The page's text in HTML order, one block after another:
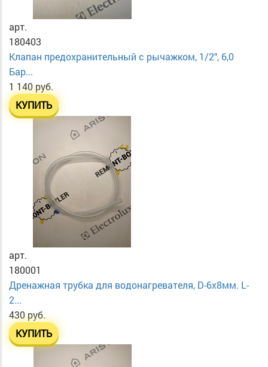
арт.
180403
Клапан предохранительный с рычажком, 1/2", 6,0
Бар...
1 140 руб.
КУПИТЬ
арт.
180001
Дренажная трубка для водонагревателя, D-6х8мм. L-
2...
430 руб.
КУПИТЬ